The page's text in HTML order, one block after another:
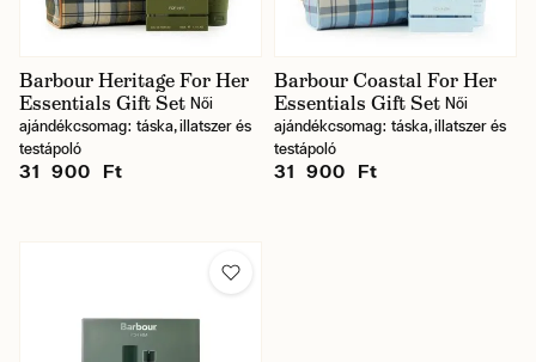
Barbour Heritage For Her
Essentials Gift Set Női
ajándékcsomag: táska, illatszer és
testápoló
31 900 Ft
Barbour Coastal For Her
Essentials Gift Set Női
ajándékcsomag: táska, illatszer és
testápoló
31 900 Ft